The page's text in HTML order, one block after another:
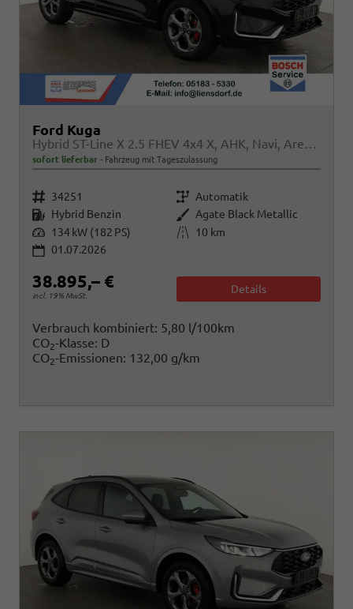
Ford Kuga
Hybrid ST-Line X 2.5 FHEV 4x4 X, AHK, Navi, AreaView, Sound, Side, el. Klappe, Winter, 5 J.-Garantie
sofort lieferbar Fahrzeug mit Tageszulassung
Fahrzeugnr. 34251 Getriebe Automatik
Kraftstoff Hybrid Benzin Außenfarbe Agate Black Metallic
Leistung 134 kW (182 PS) Kilometerstand
10 km
01.07.2026
38.895,– €
incl. 19% MwSt.
Details
Verbrauch kombiniert: 5,80 l/100km
CO2-Klasse: D
CO2-Emissionen: 132,00 g/km